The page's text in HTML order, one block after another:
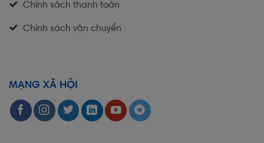
Chính sách thanh toán
Chính sách vận chuyển
MẠNG XÃ HỘI